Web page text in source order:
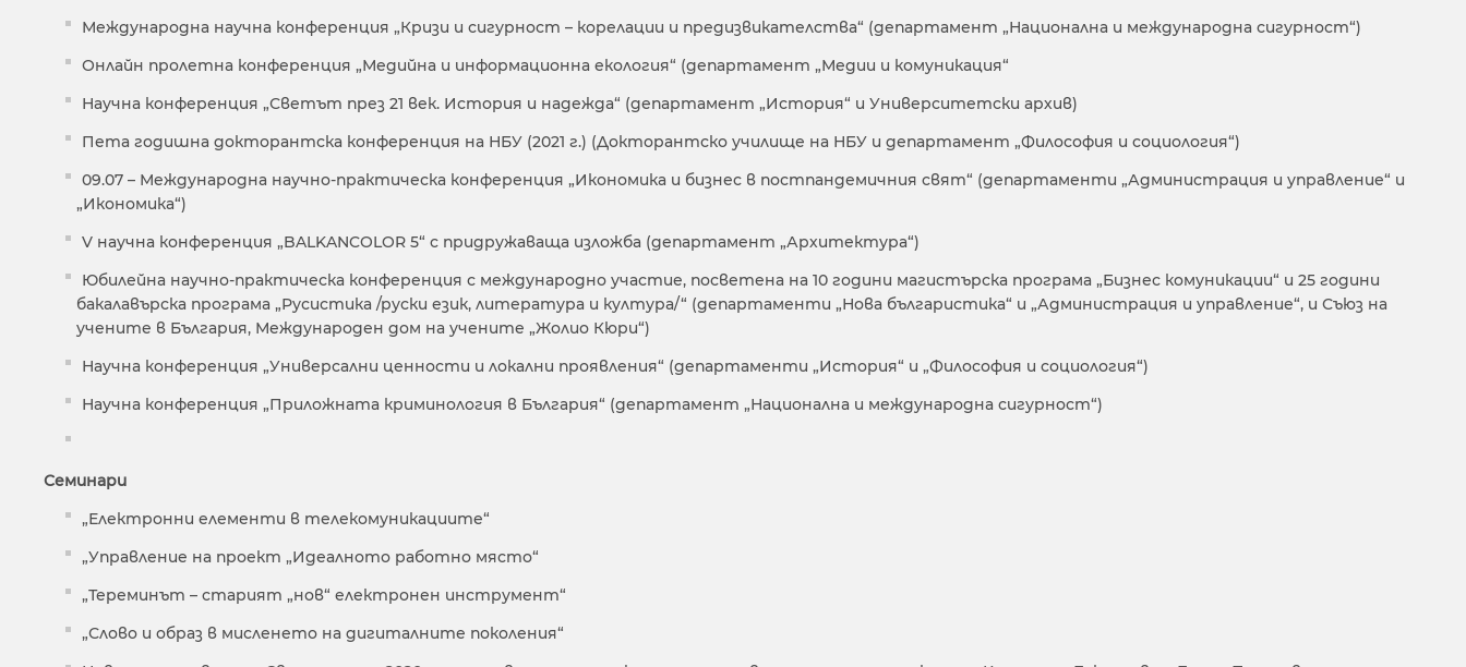
Международна научна конференция „Кризи и сигурност – корелации и предизвикателства“ (департамент „Национална и международна сигурност“)
Онлайн пролетна конференция „Медийна и информационна екология“ (департамент „Медии и комуникация“
Научна конференция „Светът през 21 век. История и надежда“ (департамент „История“ и Университетски архив)
Пета годишна докторантска конференция на НБУ (2021 г.) (Докторантско училище на НБУ и департамент „Философия и социология“)
09.07 – Международна научно-практическа конференция „Икономика и бизнес в постпандемичния свят“ (департаменти „Администрация и управление“ и
„Икономика“)
V научна конференция „BALKANCOLOR 5“ с придружаваща изложба (департамент „Архитектура“)
Юбилейна научно-практическа конференция с международно участие, посветена на 10 години магистърска програма „Бизнес комуникации“ и 25 години
бакалавърска програма „Русистика /руски език, литература и култура/“ (департаменти „Нова българистика“ и „Администрация и управление“, и Съюз на
учените в България, Международен дом на учените „Жолио Кюри“)
Научна конференция „Универсални ценности и локални проявления“ (департаменти „История“ и „Философия и социология“)
Научна конференция „Приложната криминология в България“ (департамент „Национална и международна сигурност“)
Семинари
„Електронни елементи в телекомуникациите“
„Управление на проект „Идеалното работно място“
„Тереминът – старият „нов“ електронен инструмент“
„Слово и образ в мисленето на дигиталните поколения“